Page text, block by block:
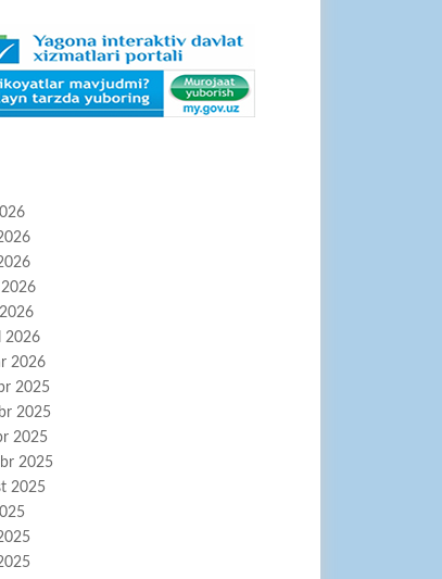
2026
2026
2025
2025
2025
2025
2025